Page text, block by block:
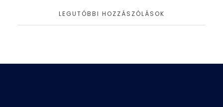
LEGUTÓBBI HOZZÁSZÓLÁSOK